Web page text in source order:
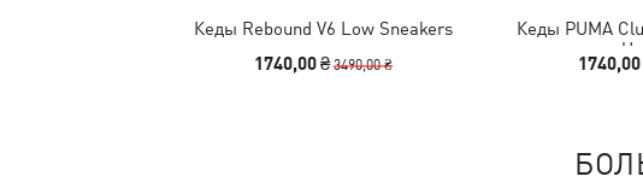
Кеды Rebound V6 Low Sneakers
1740,00 ₴3490,00 ₴
Кеды PUMA